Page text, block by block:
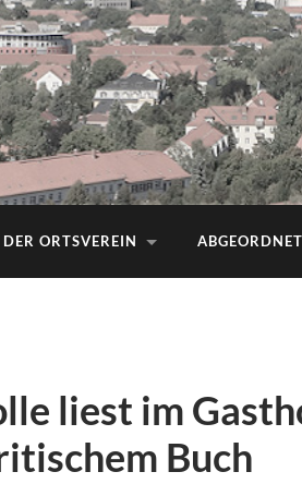
DER ORTSVEREIN
liest im
Buch